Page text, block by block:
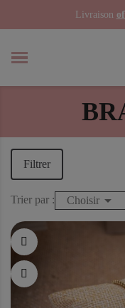
Livraison
Filtrer
Trier par : Choisir 